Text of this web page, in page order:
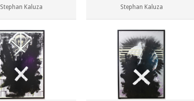
Stephan Kaluza Stephan Kaluza